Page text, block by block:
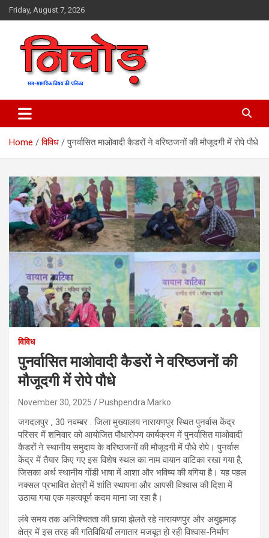
Skip
to
Friday, August 7, 2026
Nichod
Home विविध पुनर्वासित माओवादी कैडरों ने वरिष्ठजनों की मौजूदगी में रोपे पौधे
विविध
पुनर्वासित माओवादी कैडरों ने वरिष्ठजनों की
मौजूदगी में रोपे पौधे
November 30, 2025 Pushpendra Marko
जगदलपुर , 30 नवम्बर . जिला मुख्यालय नारायणपुर स्थित पुनर्वास केंद्र
परिसर में शनिवार को आयोजित पौधारोपण कार्यक्रम में पुनर्वासित माओवादी
कैडरों ने स्थानीय समुदाय के वरिष्ठजनों की मौजूदगी में पौधे रोपे। पुनर्वास
केंद्र में तैयार किए गए इस विशेष स्थल का नाम वायान वाटिका रखा गया है,
जिसका अर्थ स्थानीय गोंडी भाषा में आशा और भविष्य की बगिया है। यह पहल
नक्सल प्रभावित क्षेत्रों में शांति स्थापना और आपसी विश्वास की दिशा में
उठाया गया एक महत्वपूर्ण कदम माना जा रहा है।
लंबे समय तक अनिश्चितता की छाया झेलते रहे नारायणपुर और अबुझमाड़
क्षेत्र में इस तरह की गतिविधियाँ लगातार मजबूत हो रही विश्वास-निर्माण